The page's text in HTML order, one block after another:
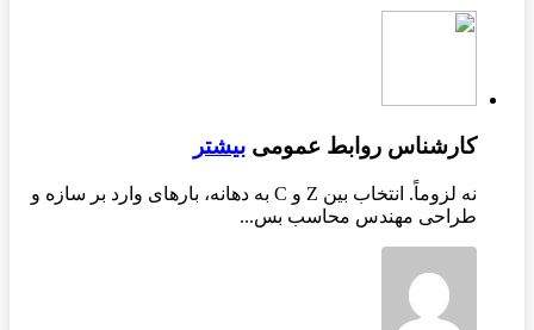
کارشناس روابط عمومی بیشتر
نه لزوماً. انتخاب بین Z و C به دهانه، بارهای وارد بر سازه و
طراحی مهندس محاسب بس...